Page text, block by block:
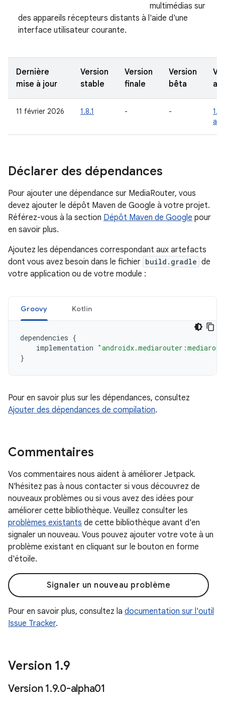
multimédias sur
des appareils récepteurs distants à l'aide d'une
interface utilisateur courante.
Dernière
mise à jour
Version
stable
Version
finale
Version
bêta
11 février 2026 1.8.1 - -
Déclarer des dépendances
Pour ajouter une dépendance sur MediaRouter, vous
devez ajouter le dépôt Maven de Google à votre projet.
Référez-vous à la section Dépôt Maven de Google pour
en savoir plus.
Ajoutez les dépendances correspondant aux artefacts
dont vous avez besoin dans le fichier build.gradle de
votre application ou de votre module :
Groovy Kotlin
dependencies {
implementation
}
Pour en savoir plus sur les dépendances, consultez
Ajouter des dépendances de compilation.
Commentaires
Vos commentaires nous aident à améliorer Jetpack.
N'hésitez pas à nous contacter si vous découvrez de
nouveaux problèmes ou si vous avez des idées pour
améliorer cette bibliothèque. Veuillez consulter les
problèmes existants de cette bibliothèque avant d'en
signaler un nouveau. Vous pouvez ajouter votre vote à un
problème existant en cliquant sur le bouton en forme
d'étoile.
Signaler un nouveau problème
Pour en savoir plus, consultez la documentation sur l'outil
Issue Tracker.
Version 1.9
Version 1.9.0-alpha01